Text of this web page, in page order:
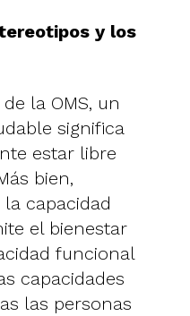
y los
la OMS, un
significa
estar libre
bien,
capacidad
el bienestar
funcional
capacidades
las personas